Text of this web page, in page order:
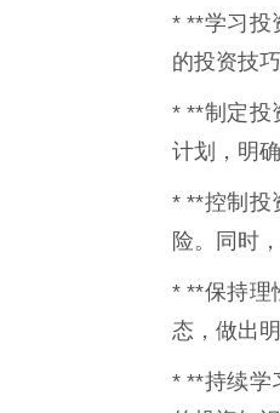
* **学习投
的投资技
* **制定投
计划，明
* **控制投
险。同时
* **保持理
态，做出
* **持续学